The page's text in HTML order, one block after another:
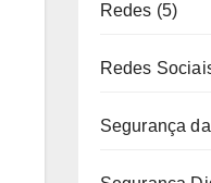
Redes (5)
Redes
Segurança